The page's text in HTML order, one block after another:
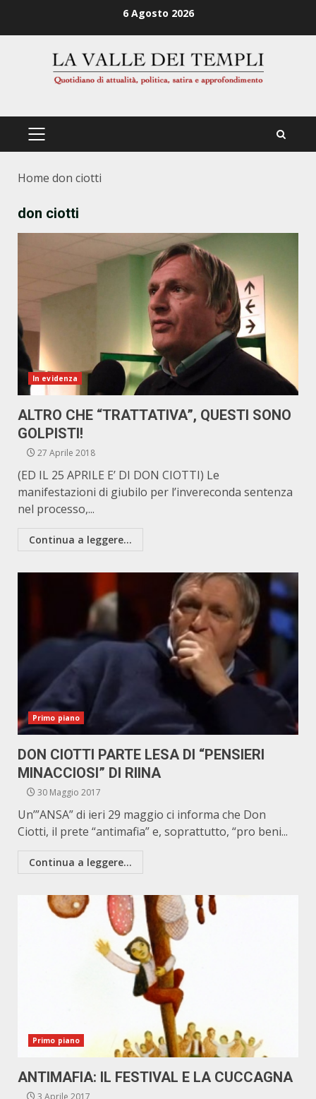
6 Agosto 2026
PRIMÄRES
Home don ciotti
don ciotti
In evidenza
ALTRO CHE “TRATTATIVA”, QUESTI SONO
GOLPISTI!
27 Aprile 2018
(ED IL 25 APRILE E’ DI DON CIOTTI) Le
manifestazioni di giubilo per l’invereconda sentenza
nel processo,...
Continua a leggere...
Primo piano
DON CIOTTI PARTE LESA DI “PENSIERI
MINACCIOSI” DI RIINA
30 Maggio 2017
Un’”ANSA” di ieri 29 maggio ci informa che Don
Ciotti, il prete “antimafia” e, soprattutto, “pro beni...
Continua a leggere...
Primo piano
ANTIMAFIA: IL FESTIVAL E LA CUCCAGNA
3 Aprile 2017